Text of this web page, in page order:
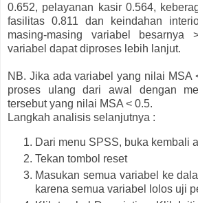
0.652, pelayanan kasir 0.564,
fasilitas 0.811 dan keindahan
masing-masing variabel
variabel dapat diproses lebih lanjut.
NB. Jika ada variabel yang nilai MSA
proses ulang dari awal dengan
tersebut yang nilai MSA < 0.5.
Langkah analisis selanjutnya :
Dari menu SPSS, buka kembali
Tekan tombol reset
Masukan semua variabel ke
karena semua variabel lolos uji